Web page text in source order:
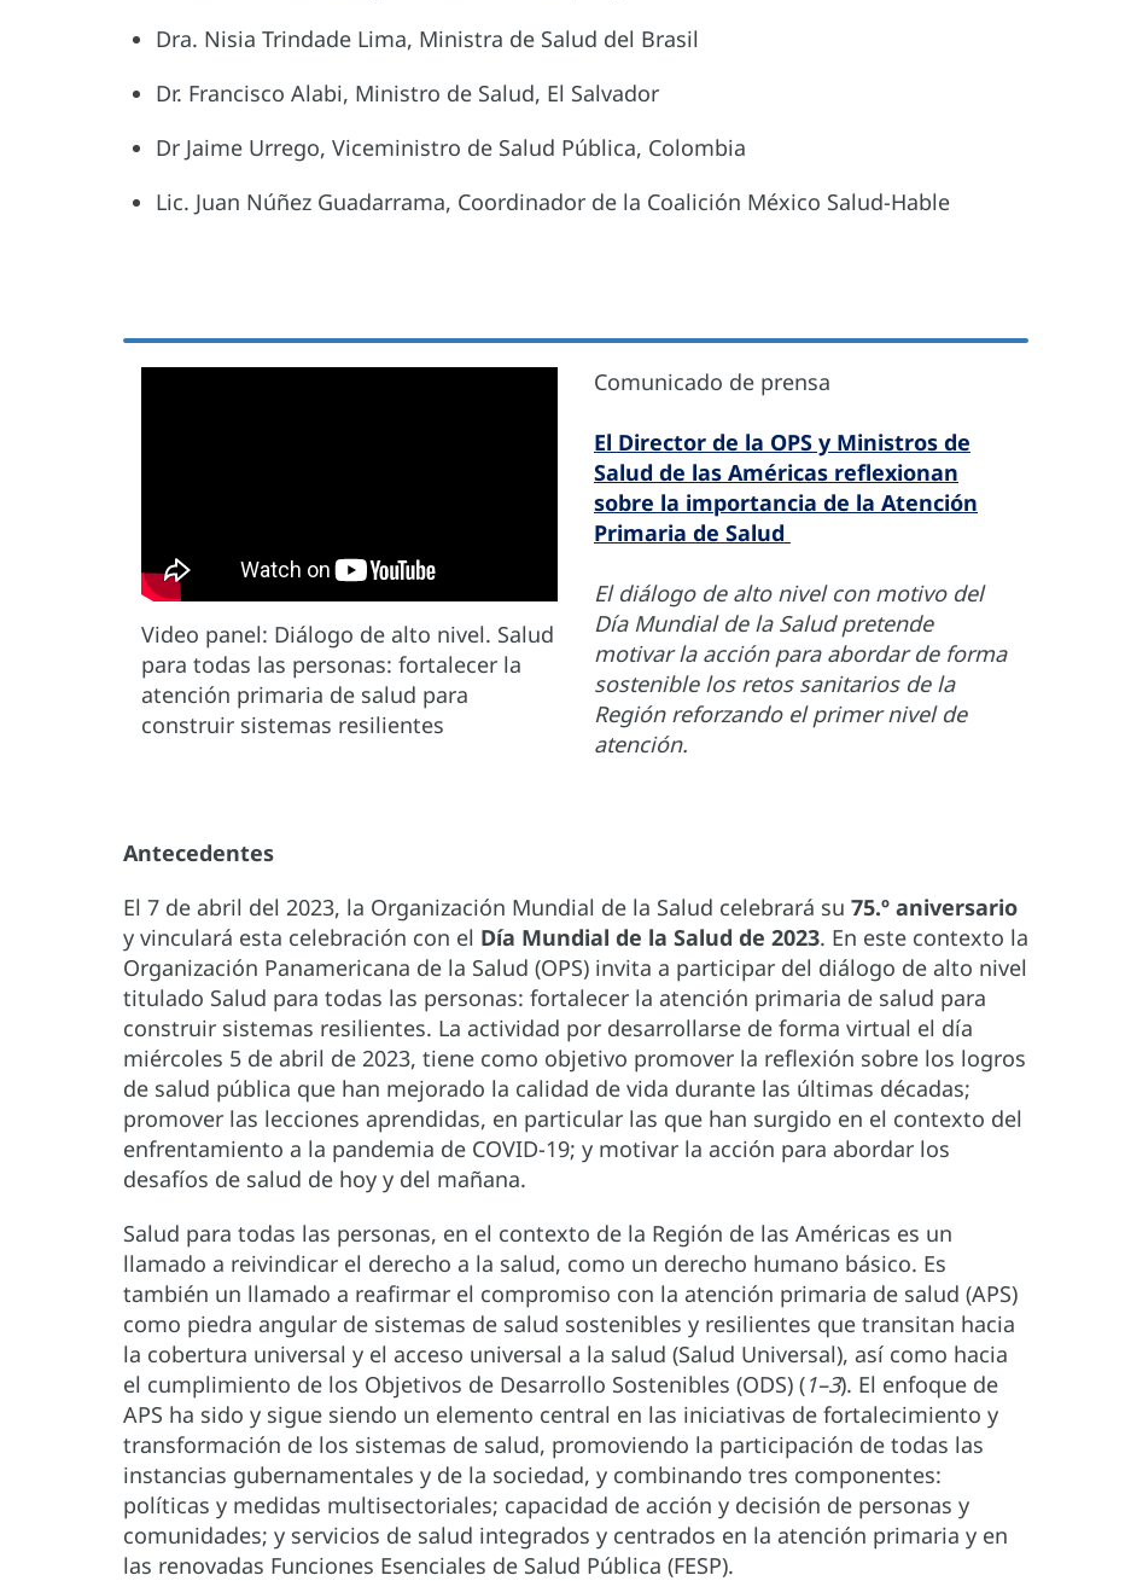
Dra. Nisia Trindade Lima, Ministra de Salud del Brasil
Dr. Francisco Alabi, Ministro de Salud, El Salvador
Dr Jaime Urrego, Viceministro de Salud Pública, Colombia
Lic. Juan Núñez Guadarrama, Coordinador de la Coalición México Salud-Hable
Video panel: Diálogo de alto nivel. Salud
para todas las personas: fortalecer la
atención primaria de salud para
construir sistemas resilientes
Comunicado de prensa
El Director de la OPS y Ministros de
Salud de las Américas reflexionan
sobre la importancia de la Atención
Primaria de Salud
El diálogo de alto nivel con motivo del
Día Mundial de la Salud pretende
motivar la acción para abordar de forma
sostenible los retos sanitarios de la
Región reforzando el primer nivel de
atención.
Antecedentes
El 7 de abril del 2023, la Organización Mundial de la Salud celebrará su 75.º aniversario
y vinculará esta celebración con el Día Mundial de la Salud de 2023. En este contexto la
Organización Panamericana de la Salud (OPS) invita a participar del diálogo de alto nivel
titulado Salud para todas las personas: fortalecer la atención primaria de salud para
construir sistemas resilientes. La actividad por desarrollarse de forma virtual el día
miércoles 5 de abril de 2023, tiene como objetivo promover la reflexión sobre los logros
de salud pública que han mejorado la calidad de vida durante las últimas décadas;
promover las lecciones aprendidas, en particular las que han surgido en el contexto del
enfrentamiento a la pandemia de COVID-19; y motivar la acción para abordar los
desafíos de salud de hoy y del mañana.
Salud para todas las personas, en el contexto de la Región de las Américas es un
llamado a reivindicar el derecho a la salud, como un derecho humano básico. Es
también un llamado a reafirmar el compromiso con la atención primaria de salud (APS)
como piedra angular de sistemas de salud sostenibles y resilientes que transitan hacia
la cobertura universal y el acceso universal a la salud (Salud Universal), así como hacia
el cumplimiento de los Objetivos de Desarrollo Sostenibles (ODS) (1–3). El enfoque de
APS ha sido y sigue siendo un elemento central en las iniciativas de fortalecimiento y
transformación de los sistemas de salud, promoviendo la participación de todas las
instancias gubernamentales y de la sociedad, y combinando tres componentes:
políticas y medidas multisectoriales; capacidad de acción y decisión de personas y
comunidades; y servicios de salud integrados y centrados en la atención primaria y en
las renovadas Funciones Esenciales de Salud Pública (FESP).